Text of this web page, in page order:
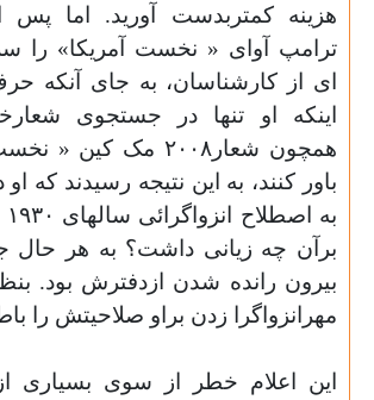
هزینه کمتربدست آورید. اما پس
ترامپ آوای « نخست آمریکا» را سر
ای از کارشناسان، به جای آنکه
اینکه او تنها در جستجوی
همچون شعار٢٠٠٨ مک
باور کنند، به این نتیجه رسیدند که
برآن چه زیانی داشت؟ به هر حال
بیرون رانده شدن ازدفترش بود.
مهرانزواگرا زدن براو صلاحیتش را
این اعلام خطر از سوی بسیاری